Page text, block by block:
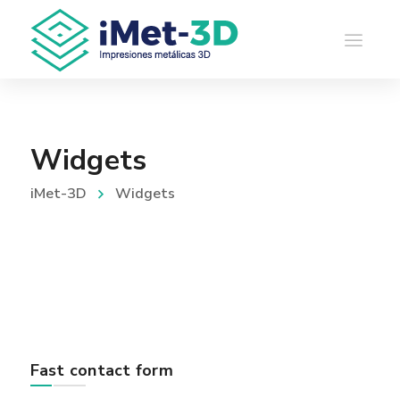
Widgets
iMet-3D Widgets
Fast contact form